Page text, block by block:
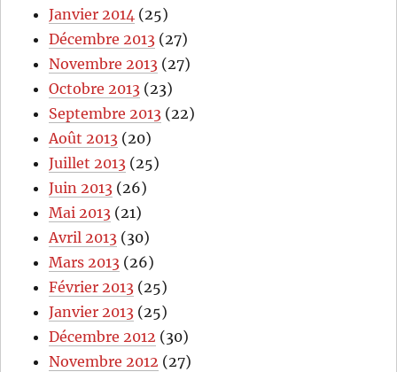
Janvier 2014 (25)
Décembre 2013 (27)
Novembre 2013 (27)
Octobre 2013 (23)
Septembre 2013 (22)
Août 2013 (20)
Juillet 2013 (25)
Juin 2013 (26)
Mai 2013 (21)
Avril 2013 (30)
Mars 2013 (26)
Février 2013 (25)
Janvier 2013 (25)
Décembre 2012 (30)
Novembre 2012 (27)